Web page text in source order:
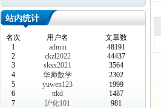
站内统计
名次 用户名
文章数
1
admin
48191
2
ckzl2022
44437
3
sksx2021
3564
4
华师数学
2302
5
yuwen123
1999
6
ttkd
1487
7
沪化101
981